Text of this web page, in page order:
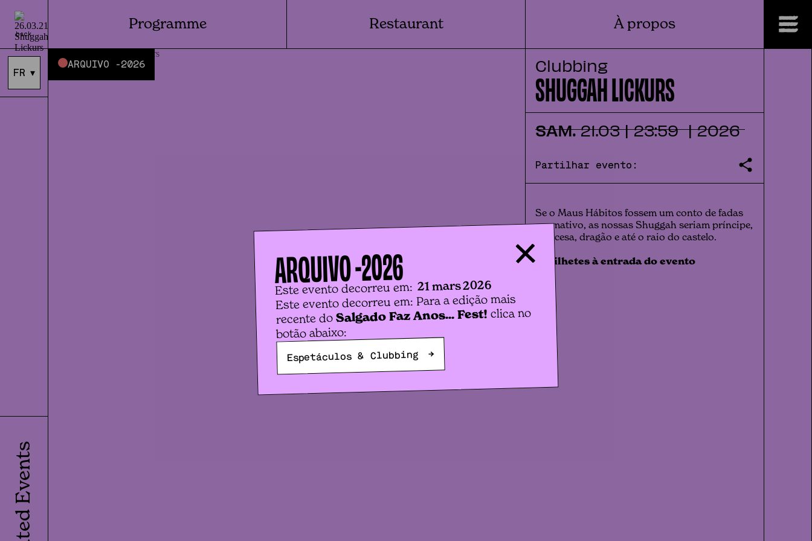
back
Programme Restaurant À propos
FR ▾
ARQUIVO -2026
Related Events
Clubbing
SHUGGAH LICKURS
SAM. 21.03 | 23:59 | 2026
Partilhar evento:
Se o Maus Hábitos fossem um conto de fadas
normativo, as nossas Shuggah seriam príncipe,
princesa, dragão e até o raio do castelo.
bilhetes à entrada do evento
ARQUIVO -2026
Este evento decorreu em: 21 mars 2026
Este evento decorreu em: Para a edição mais
recente doSalgado Faz Anos... Fest! clica no
botão abaixo:
Espetáculos & Clubbing →